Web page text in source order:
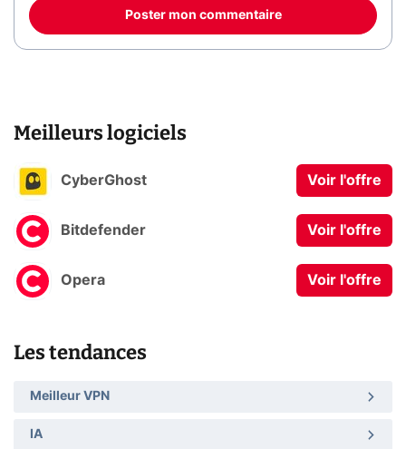
Poster mon commentaire
Meilleurs logiciels
CyberGhost Voir l'offre
Bitdefender Voir l'offre
Opera Voir l'offre
Les tendances
Meilleur VPN
IA